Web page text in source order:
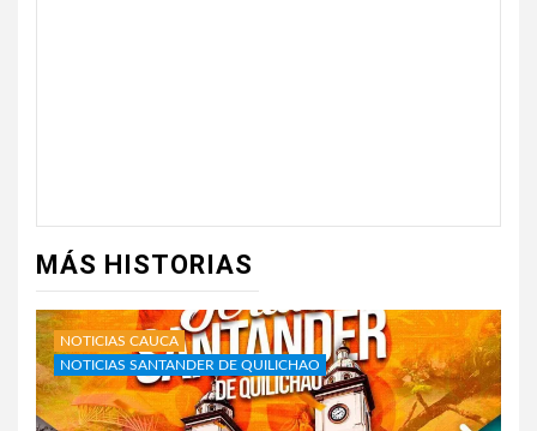
MÁS HISTORIAS
NOTICIAS CAUCA
NOTICIAS SANTANDER DE QUILICHAO